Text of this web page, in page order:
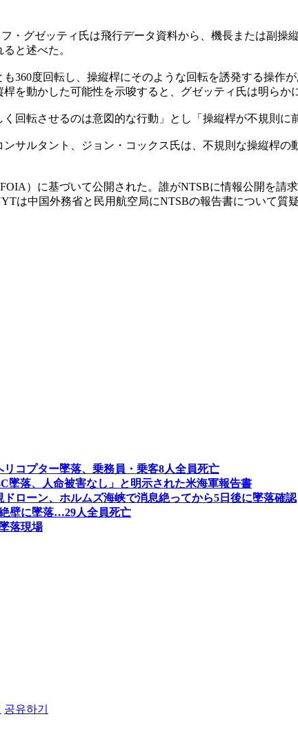
・グゼッティ氏は飛行データ資料から、機長または副
と述べた。
360度回転し、操縦桿にそのような回転を誘発する操
を動かした可能性を示唆すると、グゼッティ氏は明らか
回転させるのは意図的な行動」とし「操縦桿が不規則
サルタント、ジョン・コックス氏は、不規則な操縦桿
）に基づいて公開された。誰がNTSBに情報公開を
は中国外務省と民用航空局にNTSBの報告書について質
コプター墜落、乗務員・乗客8人全員死亡
墜落、人命被害なし」と明示された米海軍報告書
ドローン、ホルムズ海峡で消息絶ってから5日後に墜落確認
壁に墜落…29人全員死亡
落現場
공유하기